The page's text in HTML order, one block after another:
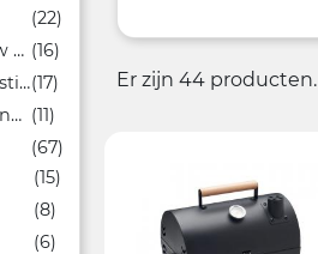
(22)
Yogamatten voor jouw sportcentrum (16)
Personaliseerbare Elastische Banden(17)
Personalized Swimming Accessories (11)
(67)
(15)
(8)
(6)
Er zijn 44 producten.